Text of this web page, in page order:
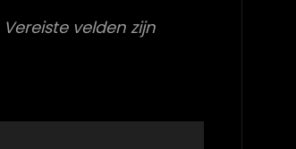
Vereiste velden zijn